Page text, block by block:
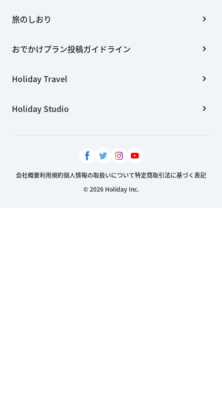
旅のしおり
おでかけプラン投稿ガイドライン
Holiday Travel
Holiday Studio
会社概要利用規約個人情報の取扱いについて特定商取引法に基づく表記
© 2026 Holiday Inc.